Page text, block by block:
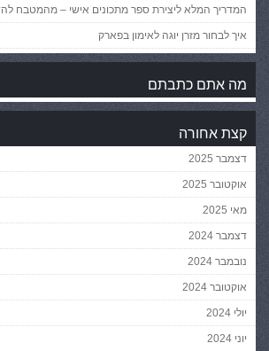
המדריך המלא ליצירת ספר מתכונים אישי – מהמטבח
איך לבחור מזרן יוגה לאימון בפארק
מה אתם כתבתם
קצת אחורה
דצמבר 2025
אוקטובר 2025
מאי 2025
דצמבר 2024
נובמבר 2024
אוקטובר 2024
יולי 2024
יוני 2024